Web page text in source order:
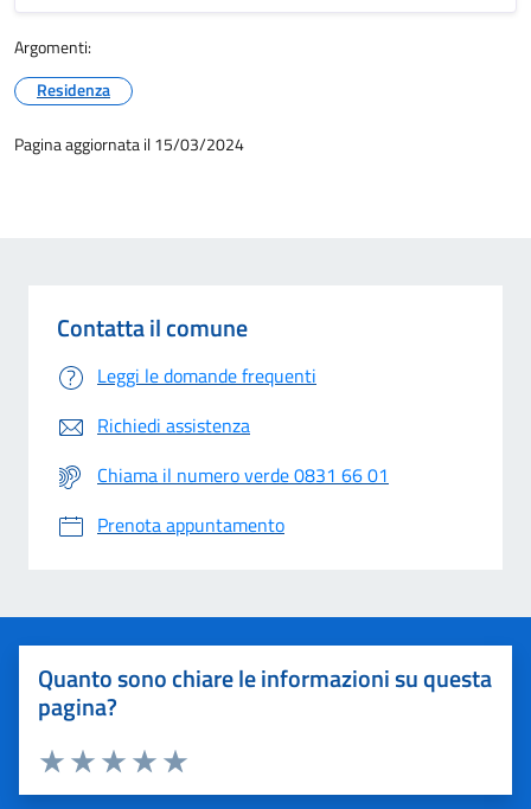
Argomenti:
Residenza
Pagina aggiornata il 15/03/2024
Contatta il comune
Leggi le domande frequenti
Richiedi assistenza
Chiama il numero verde 0831 66 01
Prenota appuntamento
Quanto sono chiare le informazioni su questa
pagina?
Valuta 5 stelle su 5
Valuta 4 stelle su 5
Valuta 3 stelle su 5
Valuta 2 stelle su 5
Valuta 1 stelle su 5